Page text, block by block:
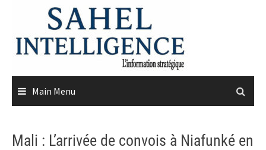
content
Main Menu
Mali : L’arrivée de convois à Niafunké en